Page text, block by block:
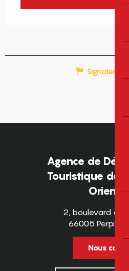
Signaler
Agence de
Touristique
2, boulevard
66005
Nous